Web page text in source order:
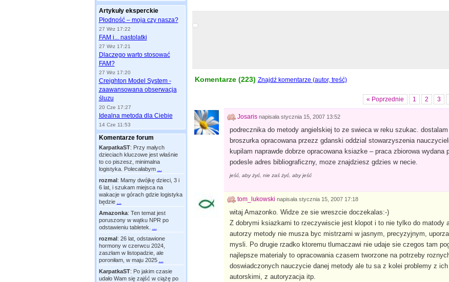
Artykuły eksperckie
Płodność – moja czy nasza?
27 Wrz 17:22
FAM i... nastolatki
27 Wrz 17:21
Dlaczego warto stosować
FAM?
27 Wrz 17:20
Creighton Model System -
zaawansowana obserwacja
śluzu
20 Cze 17:27
Idealna metoda dla Ciebie
14 Cze 11:53
Komentarze forum
KarpatkaST: Przy małych
dzieciach kluczowe jest właśnie
to co piszesz, minimalna
logistyka. Polecałabym
rozmal: Mamy dwójkę dzieci, 3 i
6 lat, i szukam miejsca na
wakacje w górach gdzie logistyka
będzie
Amazonka: Ten temat jest
poruszony w wątku NPR po
odstawieniu tabletek.
rozmal: 26 lat, odstawione
hormony w czerwcu 2024,
zaszłam w listopadzie, ale
poroniłam, w maju 2025
KarpatkaST: Po jakim czasie
udało Wam się zajść w ciążę po
Komentarze (223) Znajdź komentarze (autor, treść)
« Poprzednie 1 2 3
Josaris napisała stycznia 15, 2007 13:52
podrecznika do metody angielskiej to ze swieca w reku szukac.
broszurka opracowana przezz gdanski oddzial stowarzyszenia
kupilam naprawde dobrze opracowana ksiazke – praca zbiorowa wydana
podesle adres bibliograficzny, moze znajdziesz gdzies w necie.
jeść, aby żyć, nie zaś żyć, aby jeść
tom_lukowski napisała stycznia 15, 2007 17:18
witaj Amazonko. Widze ze sie wreszcie doczekalas:-)
Z dobrymi ksiazkami to rzeczywiscie jest klopot i to nie tylko do matody
autorzy metody nie musza byc mistrzami w jasnym, precyzyjnym,
mysli. Po drugie rzadko ktoremu tlumaczawi nie udaje sie czegos tam
najlepsze materialy to opracowania czasem tworzone na potrzeby
doswiadczonych nauczycie danej metody ale tu sa z kolei problemy z
autorskimi, z autoryzacja itp.